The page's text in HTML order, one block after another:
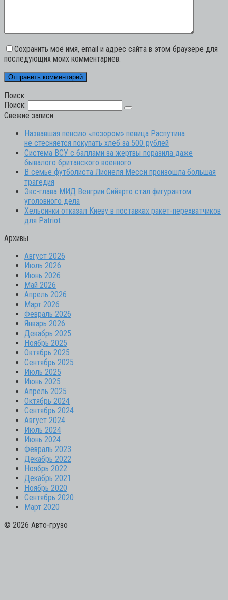
Сохранить моё имя, email и адрес сайта в этом браузере для
последующих моих комментариев.
Поиск
Поиск:
Свежие записи
Назвавшая пенсию «позором» певица Распутина
не стесняется покупать хлеб за 500 рублей
Система ВСУ с баллами за жертвы поразила даже
бывалого британского военного
В семье футболиста Лионеля Месси произошла большая
трагедия
Экс-глава МИД Венгрии Сийярто стал фигурантом
уголовного дела
Хельсинки отказал Киеву в поставках ракет-перехватчиков
для Patriot
Архивы
Август 2026
Июль 2026
Июнь 2026
Май 2026
Апрель 2026
Март 2026
Февраль 2026
Январь 2026
Декабрь 2025
Ноябрь 2025
Октябрь 2025
Сентябрь 2025
Июль 2025
Июнь 2025
Апрель 2025
Октябрь 2024
Сентябрь 2024
Август 2024
Июль 2024
Июнь 2024
Февраль 2023
Декабрь 2022
Ноябрь 2022
Декабрь 2021
Ноябрь 2020
Сентябрь 2020
Март 2020
© 2026 Авто-грузо